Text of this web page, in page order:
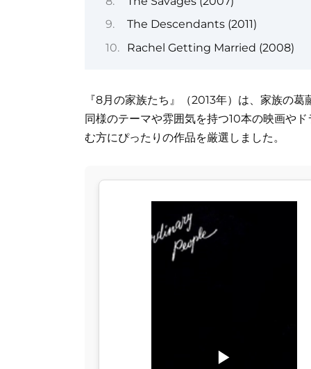
The Descendants (2011)
Rachel Getting Married (2008)
『8月の家族たち』（2013年）は、家族の
同様のテーマや雰囲気を持つ10本の映画や
む方にぴったりの作品を厳選しました。
▶